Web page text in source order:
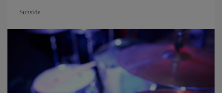
Sunside